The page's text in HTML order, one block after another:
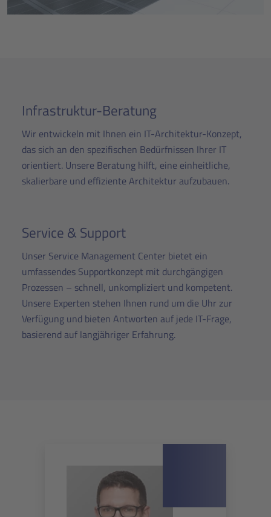
Infrastruktur-Beratung
Wir entwickeln mit Ihnen ein IT-Architektur-Konzept,
das sich an den spezifischen Bedürfnissen Ihrer IT
orientiert. Unsere Beratung hilft, eine einheitliche,
skalierbare und effiziente Architektur aufzubauen.
Service & Support
Unser Service Management Center bietet ein
umfassendes Supportkonzept mit durchgängigen
Prozessen – schnell, unkompliziert und kompetent.
Unsere Experten stehen Ihnen rund um die Uhr zur
Verfügung und bieten Antworten auf jede IT-Frage,
basierend auf langjähriger Erfahrung.